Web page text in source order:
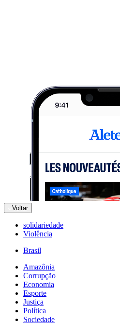
Voltar
solidariedade
Violência
Brasil
Amazônia
Corrupção
Economia
Esporte
Justiça
Política
Sociedade